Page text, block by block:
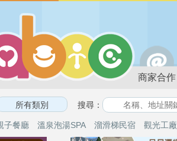
商家合作
搜尋：
子餐廳 溫泉泡湯SPA 溜滑梯民宿 觀光工廠